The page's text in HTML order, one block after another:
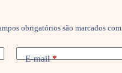
obrigatórios são marcados com
E-mail*